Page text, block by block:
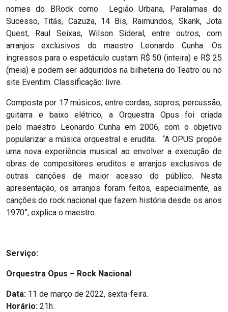
nomes do BRock como Legião Urbana, Paralamas do
Sucesso, Titãs, Cazuza, 14 Bis, Raimundos, Skank, Jota
Quest, Raul Seixas, Wilson Sideral, entre outros, com
arranjos exclusivos do maestro Leonardo Cunha. Os
ingressos para o espetáculo custam R$ 50 (inteira) e R$ 25
(meia) e podem ser adquiridos na bilheteria do Teatro ou no
site Eventim. Classificação: livre.
Composta por 17 músicos, entre cordas, sopros, percussão,
guitarra e baixo elétrico, a Orquestra Opus foi criada
pelo maestro Leonardo Cunha em 2006, com o objetivo
popularizar a música orquestral e erudita. “A OPUS propõe
uma nova experiência musical ao envolver a execução de
obras de compositores eruditos e arranjos exclusivos de
outras canções de maior acesso do público. Nesta
apresentação, os arranjos foram feitos, especialmente, as
canções do rock nacional que fazem história desde os anos
1970”, explica o maestro.
Serviço:
Orquestra Opus – Rock Nacional
Data: 11 de março de 2022, sexta-feira.
Horário: 21h.